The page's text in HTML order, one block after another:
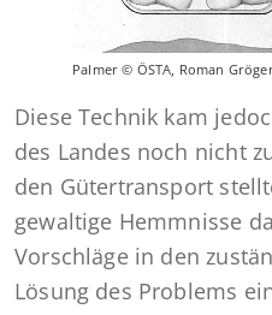
Palmer © ÖSTA, Roman
Diese Technik kam
des Landes noch nicht
den Gütertransport
gewaltige Hemmnisse
Vorschläge in den
Lösung des Problems